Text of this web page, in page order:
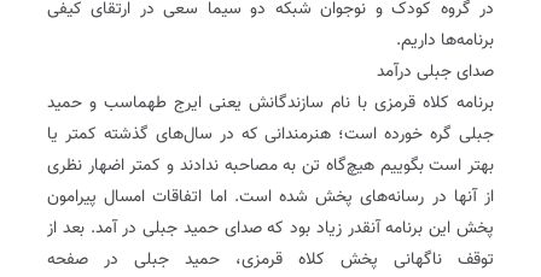
در گروه کودک و نوجوان شبکه دو سیما سعی در ارتقای کیفی
برنامه‌ها داریم.
صدای جبلی درآمد
برنامه کلاه قرمزی با نام سازندگانش یعنی ایرج طهماسب و حمید
جبلی گره خورده است؛ هنرمندانی که در سال‌های گذشته کمتر یا
بهتر است بگوییم هیچ‌گاه تن به مصاحبه ندادند و کمتر اضهار نظری
از ‌آنها در رسانه‌های پخش شده است. اما اتفاقات امسال پیرامون
پخش این برنامه آنقدر زیاد بود که صدای حمید جبلی در آمد. بعد از
توقف ناگهانی پخش کلاه قرمزی، حمید جبلی در صفحه